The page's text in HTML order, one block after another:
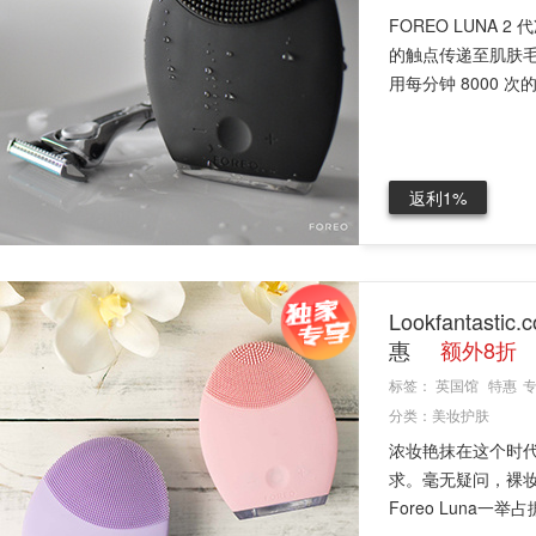
FOREO LUNA 2
的触点传递至肌肤
用每分钟 8000 次
返利1%
惠
额外8折
标签： 英国馆 特惠
分类： 美妆护肤
浓妆艳抹在这个时
求。毫无疑问，裸
Foreo Luna一举占